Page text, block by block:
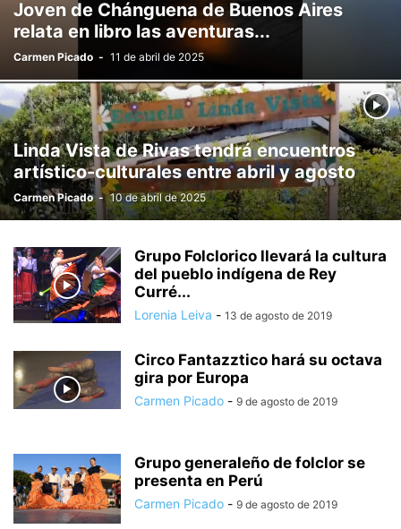
Joven de Chánguena de Buenos Aires
relata en libro las aventuras...
Carmen Picado - 11 de abril de 2025
Linda Vista de Rivas tendrá encuentros
artístico-culturales entre abril y agosto
Carmen Picado - 10 de abril de 2025
Grupo Folclorico llevará la cultura
del pueblo indígena de Rey
Curré...
Lorenia Leiva - 13 de agosto de 2019
Circo Fantazztico hará su octava
gira por Europa
Carmen Picado - 9 de agosto de 2019
Grupo generaleño de folclor se
presenta en Perú
Carmen Picado - 9 de agosto de 2019